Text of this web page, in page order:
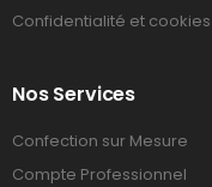
Confidentialité et cookies
Nos Services
Confection sur Mesure
Compte Professionnel